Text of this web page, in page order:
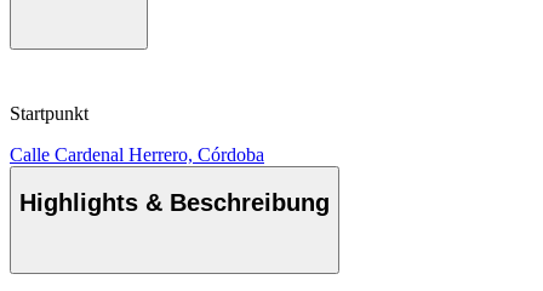
Startpunkt
Calle Cardenal Herrero, Córdoba
Highlights & Beschreibung